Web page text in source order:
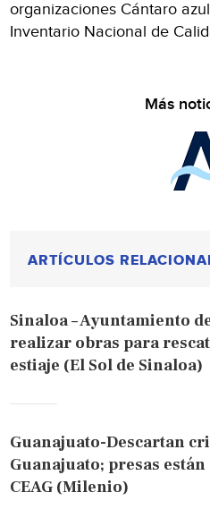
organizaciones Cántaro
Inventario Nacional de
Más
ARTÍCULOS
Sinaloa – Ayuntamiento
realizar obras para
estiaje (El Sol de Sinaloa)
Guanajuato-Descartan
Guanajuato; presas están
CEAG (Milenio)